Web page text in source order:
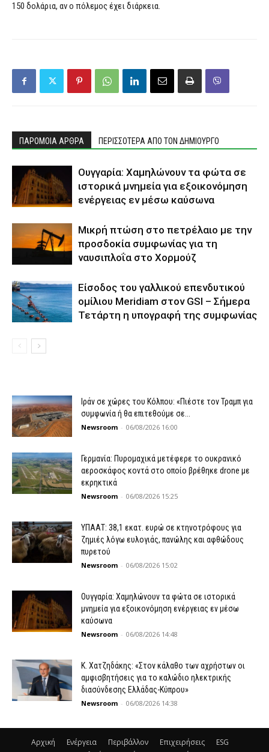
150 δολάρια, αν ο πόλεμος έχει διάρκεια.
ΠΑΡΟΜΟΙΑ ΑΡΘΡΑ ΠΕΡΙΣΣΟΤΕΡΑ ΑΠΟ ΤΟΝ ΔΗΜΙΟΥΡΓΟ
Ουγγαρία: Χαμηλώνουν τα φώτα σε
ιστορικά μνημεία για εξοικονόμηση
ενέργειας εν μέσω καύσωνα
Μικρή πτώση στο πετρέλαιο με την
προσδοκία συμφωνίας για τη
ναυσιπλοΐα στο Χορμούζ
Είσοδος του γαλλικού επενδυτικού
ομίλιου Meridiam στον GSI – Σήμερα
Τετάρτη η υπογραφή της συμφωνίας
Ιράν σε χώρες του Κόλπου: «Πιέστε τον Τραμπ για
συμφωνία ή θα επιτεθούμε σε...
Newsroom - 06/08/2026 16:00
Γερμανία: Πυρομαχικά μετέφερε το ουκρανικό
αεροσκάφος κοντά στο οποίο βρέθηκε drone με
εκρηκτικά
Newsroom - 06/08/2026 15:25
ΥΠΑΑΤ: 38,1 εκατ. ευρώ σε κτηνοτρόφους για
ζημιές λόγω ευλογιάς, πανώλης και αφθώδους
πυρετού
Newsroom - 06/08/2026 15:02
Ουγγαρία: Χαμηλώνουν τα φώτα σε ιστορικά
μνημεία για εξοικονόμηση ενέργειας εν μέσω
καύσωνα
Newsroom - 06/08/2026 14:48
Κ. Χατζηδάκης: «Στον κάλαθο των αχρήστων οι
αμφισβητήσεις για το καλώδιο ηλεκτρικής
διασύνδεσης Ελλάδας-Κύπρου»
Newsroom - 06/08/2026 14:38
Αρχική Ενέργεια Περιβάλλον Επιχειρήσεις
ESG